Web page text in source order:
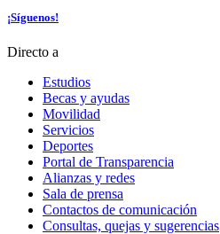
¡Síguenos!
Directo a
Estudios
Becas y ayudas
Movilidad
Servicios
Deportes
Portal de Transparencia
Alianzas y redes
Sala de prensa
Contactos de comunicación
Consultas, quejas y sugerencias